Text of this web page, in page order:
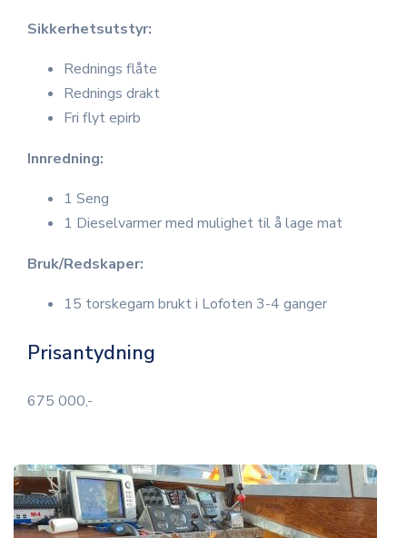
Sikkerhetsutstyr:
Rednings flåte
Rednings drakt
Fri flyt epirb
Innredning:
1 Seng
1 Dieselvarmer med mulighet til å lage mat
Bruk/Redskaper:
15 torskegarn brukt i Lofoten 3-4 ganger
Prisantydning
675 000,-